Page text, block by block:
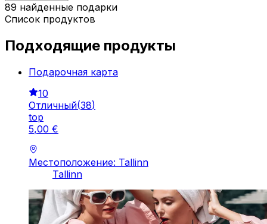
89 найденные подарки
Список продуктов
Подходящие продукты
Подарочная картa
10
Отличный(38)
top
5,00 €
Местоположение: Tallinn
Tallinn